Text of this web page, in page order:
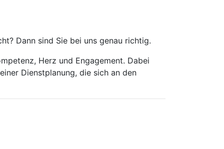
Dann sind Sie bei uns genau richtig.
Herz und Engagement. Dabei
Dienstplanung, die sich an den